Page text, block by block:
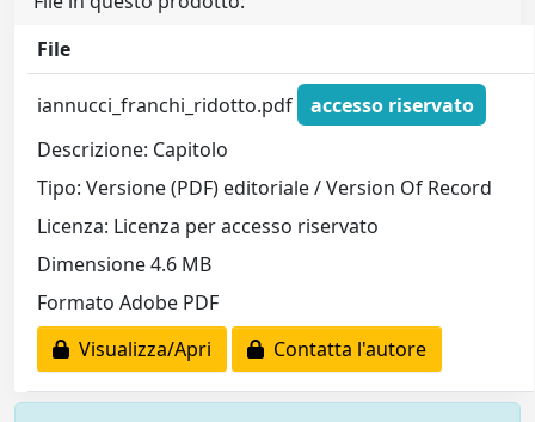
File
iannucci_franchi_ridotto.pdf
accesso riservato
Descrizione: Capitolo
Tipo: Versione (PDF) editoriale / Version Of Record
Licenza: Licenza per accesso riservato
Dimensione 4.6 MB
Formato Adobe PDF
Visualizza/Apri
Contatta l'autore